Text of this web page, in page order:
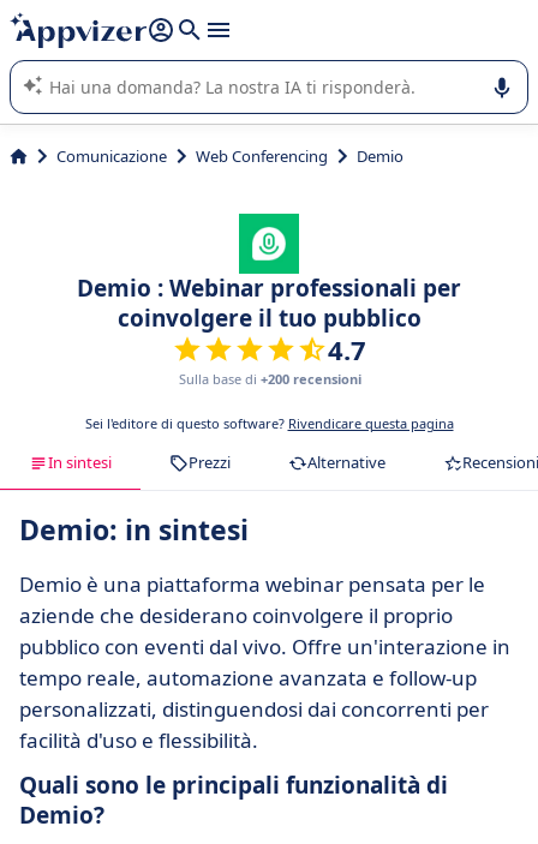
righe con
shift + enter
L'IA di Appvizer vi guida nell'utilizzo o nella scelta di un
software SaaS per la vostra azienda.
Comunicazione Web Conferencing Demio
Demio : Webinar professionali per
coinvolgere il tuo pubblico
4.7
Sulla base di +200 recensioni
Sei l'editore di questo software? Rivendicare questa pagina
In sintesi Prezzi Alternative Recensioni
Demio: in sintesi
Demio è una piattaforma webinar pensata per le
aziende che desiderano coinvolgere il proprio
pubblico con eventi dal vivo. Offre un'interazione in
tempo reale, automazione avanzata e follow-up
personalizzati, distinguendosi dai concorrenti per
facilità d'uso e flessibilità.
Quali sono le principali funzionalità di
Demio?